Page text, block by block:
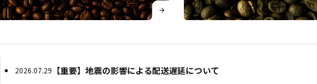
2026.07.29 【重要】地震の影響による配送遅延について